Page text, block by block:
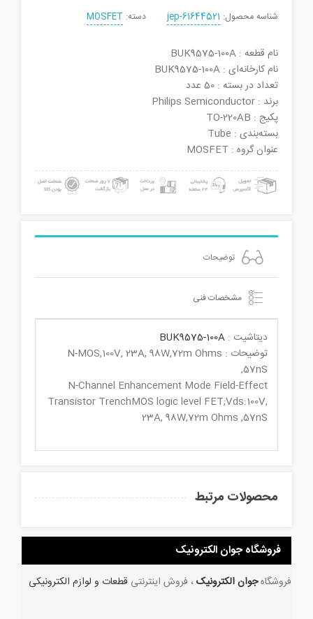
شناسه محصول: jep-61644521 دسته: MOSFET
نام قطعه : BUK9575-100A
نام کارخانه‌ای : BUK9575-100A
تعداد در بسته : 50 عدد
برند : Philips Semiconductor
پکیج : TO-220AB
بسته‌بندی : Tube
عنوان گروه : MOSFET
توضیحات
مشخصات فنی
دیتاشیت : BUK9575-100A
توضیحات : N-MOS,100V, 23A, 98W,72m Ohms
,57nS
N-Channel Enhancement Mode Field-Effect
Transistor TrenchMOS logic level FET;Vds:100V,
23A, 98W,72m Ohms ,57nS
محصولات مرتبط
فروشگاه جوان الکترونیک
فروشگاهجوان الکترونیک ، فروش اینترنتی قطعات و لوازم الکترونیکی